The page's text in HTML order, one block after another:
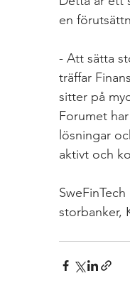
en
- Att sätta
träffar
sitter på
Forumet
lösningar
aktivt och
storbanker,